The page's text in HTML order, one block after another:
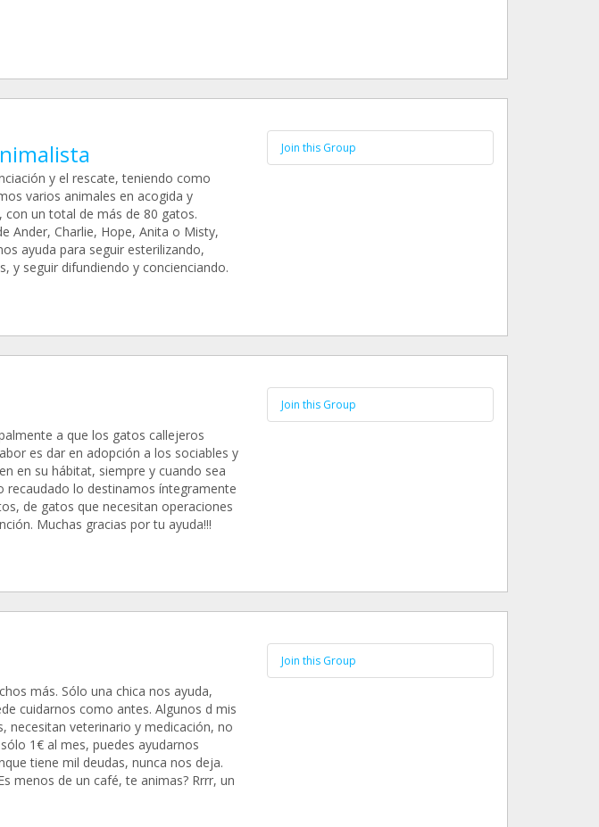
y el rescate, teniendo como
varios animales en acogida y
con un total de más de 80 gatos.
Ander, Charlie, Hope, Anita o Misty,
ayuda para seguir esterilizando,
y seguir difundiendo y concienciando.
Join this Group
a que los gatos callejeros
es dar en adopción a los sociables y
en su hábitat, siempre y cuando sea
recaudado lo destinamos íntegramente
de gatos que necesitan operaciones
Muchas gracias por tu ayuda!!!
Join this Group
más. Sólo una chica nos ayuda,
cuidarnos como antes. Algunos d mis
necesitan veterinario y medicación, no
1€ al mes, puedes ayudarnos
tiene mil deudas, nunca nos deja.
menos de un café, te animas? Rrrr, un
Join this Group